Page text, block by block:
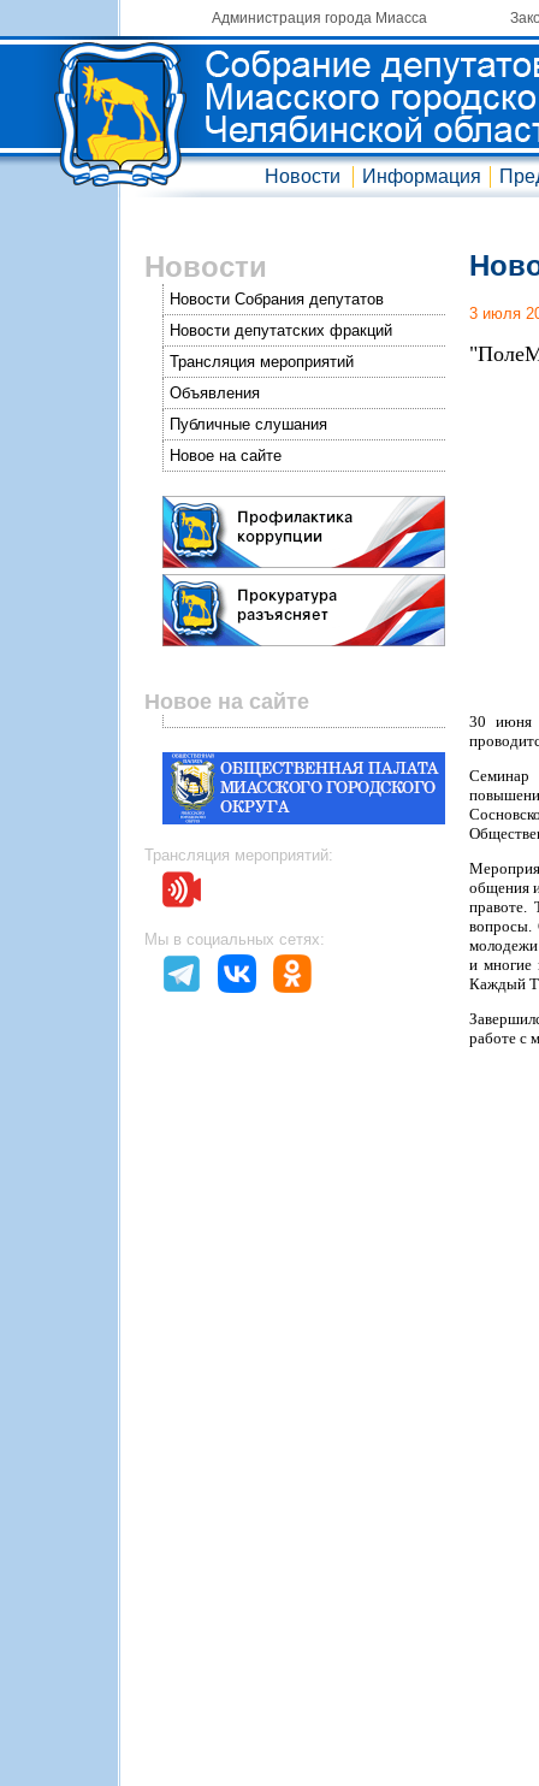
Администрация города Миасса
Новости Информация
Новости
Новости Собрания депутатов
Новости депутатских фракций
Трансляция мероприятий
Объявления
Публичные слушания
Новое на сайте
Новое на сайте
Трансляция мероприятий:
Мы в социальных сетях:
3 июля
30 июня
Семинар
общения
правоте.
вопросы.
молодежи
и многие
Каждый
работе с